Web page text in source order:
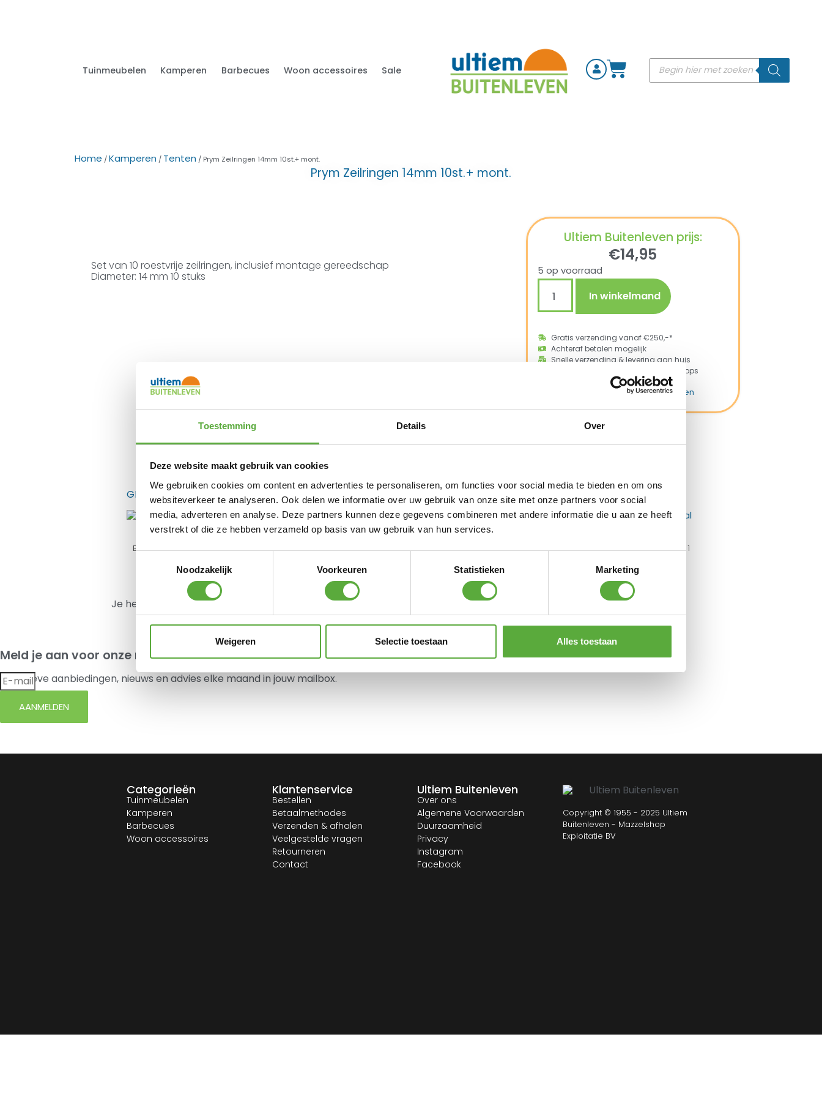
Toestemming Details Over
Deze website maakt gebruik van cookies
We gebruiken cookies om content en advertenties te personaliseren, om functies voor social media te bieden en om ons
websiteverkeer te analyseren. Ook delen we informatie over uw gebruik van onze site met onze partners voor social
media, adverteren en analyse. Deze partners kunnen deze gegevens combineren met andere informatie die u aan ze heeft
verstrekt of die ze hebben verzameld op basis van uw gebruik van hun services.
Noodzakelijk
Voorkeuren Statistieken Marketing
Weigeren Selectie toestaan Alles toestaan
Tuinmeubelen Kamperen Barbecues Woon accessoires Sale
Home /Kamperen / Tenten / Prym Zeilringen 14mm 10st.+ mont.
Prym Zeilringen 14mm 10st.+ mont.
Set van 10 roestvrije zeilringen, inclusief montage gereedschap
Diameter: 14 mm 10 stuks
Ultiem Buitenleven prijs:
€14,95
5 op voorraad
In winkelmand
Gratis verzending vanaf €250,-*
Achteraf betalen mogelijk
Snelle verzending & levering aan huis
Kopersbescherming met Trusted Shops
Tent accessoires,Tenten
GERELATEERDE PRODUCTEN
Bo-Camp Tentzak 60cm x
€16,50
Campking rotspen Tarzan
€5,95
€59,95
Campking T-Haring staal 1
€6,95
Je hebt nog geen product bekeken.
Meld je aan voor onze nieuwsbrief
Exclusieve aanbiedingen, nieuws en advies elke maand in jouw mailbox.
AANMELDEN
Categorieën
Tuinmeubelen
Kamperen
Barbecues
Woon accessoires
Klantenservice
Bestellen
Betaalmethodes
Verzenden & afhalen
Veelgestelde vragen
Retourneren
Contact
Ultiem Buitenleven
Over ons
Algemene Voorwaarden
Duurzaamheid
Privacy
Instagram
Facebook
Copyright © 1955 - 2025 Ultiem
Buitenleven - Mazzelshop
Exploitatie BV